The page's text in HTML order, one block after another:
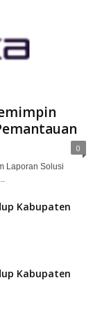
0
Laporan Solusi
Kabupaten
Kabupaten